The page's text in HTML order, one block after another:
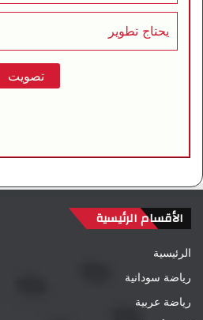
يحتاج تطوير
الأقسام الرئيسية
الرئيسية
رياضة سودانية
رياضة عربية